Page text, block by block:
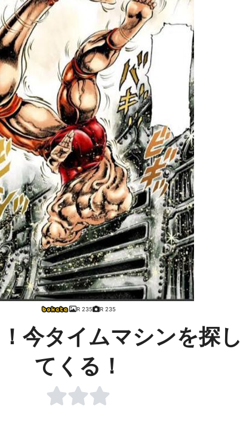
R 235 R 235
今タイムマシンを探し
てくる！